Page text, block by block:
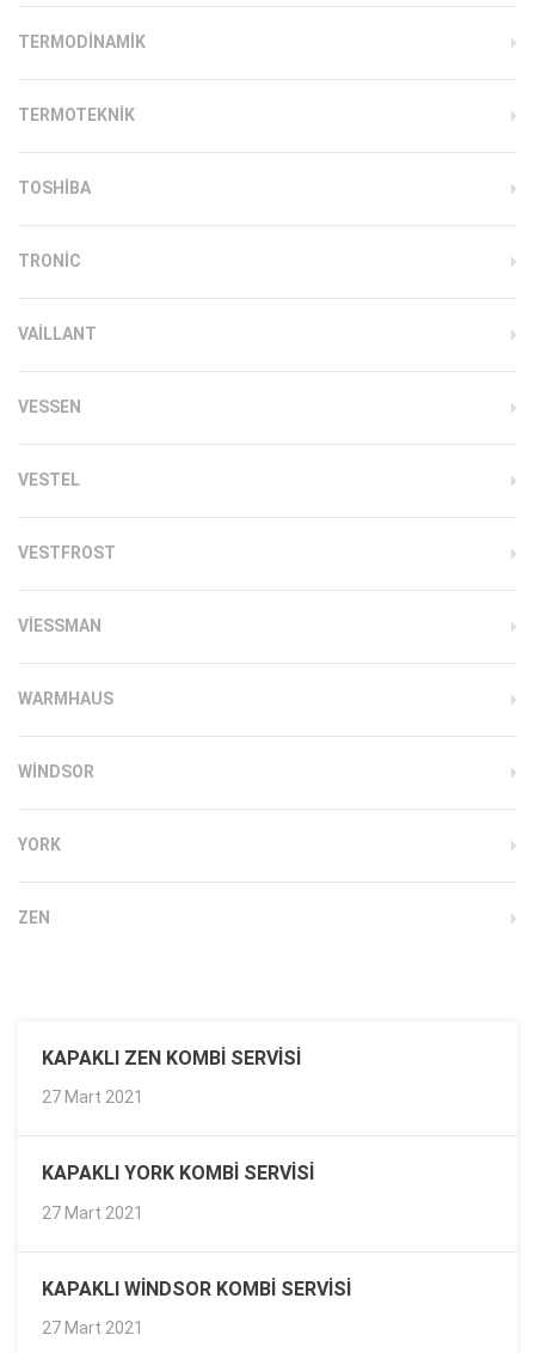
TERMODINAMIK
TERMOTEKNIK
TOSHIBA
TRONIC
VAILLANT
VESSEN
VESTEL
VESTFROST
VIESSMAN
WARMHAUS
WINDSOR
YORK
ZEN
KAPAKLI ZEN KOMBI SERVISI
27 Mart 2021
KAPAKLI YORK KOMBI SERVISI
27 Mart 2021
KAPAKLI WINDSOR KOMBI SERVISI
27 Mart 2021